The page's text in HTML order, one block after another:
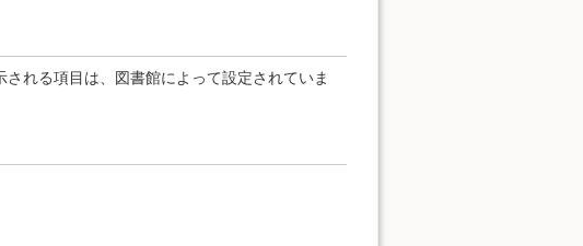
れる項目は、図書館によって設定されていま